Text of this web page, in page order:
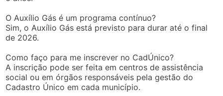
O Auxílio Gás é um programa contínuo?
Sim, o Auxílio Gás está previsto para durar até o final
de 2026.
Como faço para me inscrever no CadÚnico?
A inscrição pode ser feita em centros de assistência
social ou em órgãos responsáveis pela gestão do
Cadastro Único em cada município.